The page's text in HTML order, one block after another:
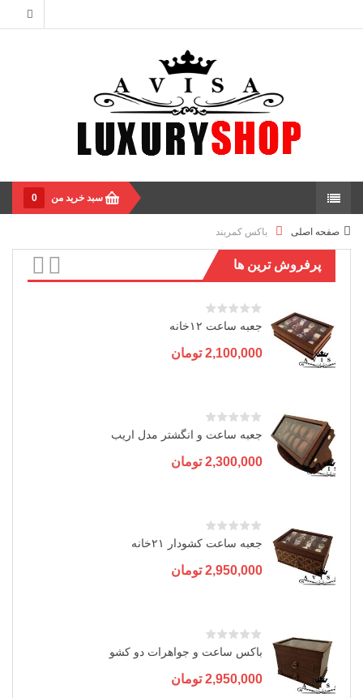
سبد خرید من 0
صفحه اصلی باکس کمربند
پرفروش ترین ها
جعبه ساعت ۱۲خانه
2,100,000 تومان
جعبه ساعت و انگشتر مدل اریب
2,300,000 تومان
جعبه ساعت کشودار ۲۱خانه
2,950,000 تومان
باکس ساعت و جواهرات دو کشو
2,950,000 تومان